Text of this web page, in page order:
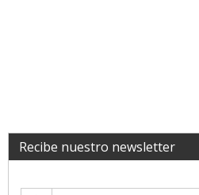
Recibe nuestro newsletter